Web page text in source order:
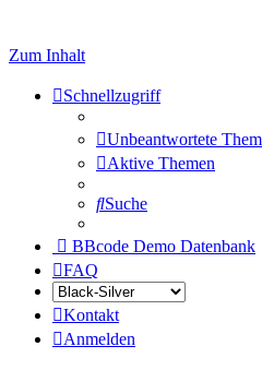
Zum Inhalt
Schnellzugriff
Unbeantwortete
Aktive Themen
Suche
BBcode Demo Datenbank
FAQ
Kontakt
Anmelden